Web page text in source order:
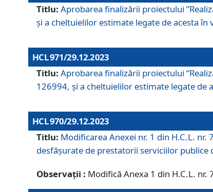
Titlu: Aprobarea finalizării proiectului
și a cheltuielilor estimate legate de acesta
HCL 971/29.12.2023
Titlu: Aprobarea finalizării proiectului
126994, și a cheltuielilor estimate legate de
HCL 970/29.12.2023
Titlu: Modificarea Anexei nr. 1 din H.C.L.
desfășurate de prestatorii serviciilor publice
Observații : Modifică Anexa 1 din H.C.L. nr.